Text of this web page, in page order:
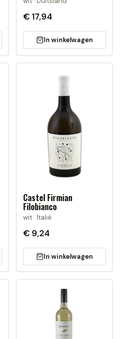
€ 17,94
In winkelwagen
Castel Firmian
Filobianco
wit · Italië
€ 9,24
In winkelwagen